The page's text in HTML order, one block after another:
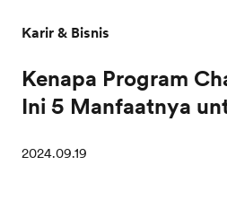
Karir & Bisnis
Kenapa Program
Ini 5 Manfaatnya
2024.09.19